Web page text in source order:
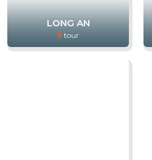
LONG AN
6 tour